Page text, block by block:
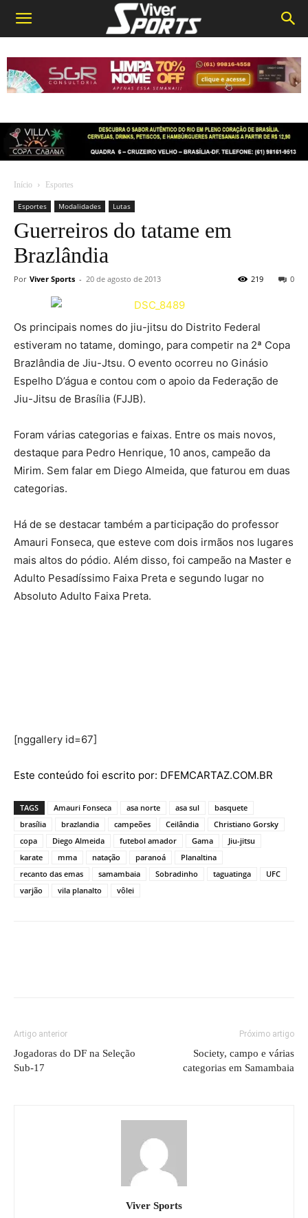
Início Esportes
Esportes Modalidades Lutas
Guerreiros do tatame em
Brazlândia
Por Viver Sports - 20 de agosto de 2013 0
219
Os principais nomes do jiu-jitsu do Distrito Federal
estiveram no tatame, domingo, para competir na 2ª Copa
Brazlândia de Jiu-Jtsu. O evento ocorreu no Ginásio
Espelho D’água e contou com o apoio da Federação de
Jiu-Jitsu de Brasília (FJJB).
Foram várias categorias e faixas. Entre os mais novos,
destaque para Pedro Henrique, 10 anos, campeão da
Mirim. Sem falar em Diego Almeida, que faturou em duas
categorias.
Há de se destacar também a participação do professor
Amauri Fonseca, que esteve com dois irmãos nos lugares
mais altos do pódio. Além disso, foi campeão na Master e
Adulto Pesadíssimo Faixa Preta e segundo lugar no
Absoluto Adulto Faixa Preta.
[nggallery id=67]
Este conteúdo foi escrito por: DFEMCARTAZ.COM.BR
TAGS Amauri Fonseca asa norte asa sul
basquete
brasília
brazlandia campeões Ceilândia
Christiano Gorsky
copa
Diego Almeida futebol amador Gama
Jiu-jitsu
karate
mma natação paranoá
Planaltina
recanto das emas
samambaia Sobradinho taguatinga
UFC
varjão
vila planalto vôlei
Artigo anterior
Jogadoras do DF na Seleção
Sub-17
Próximo artigo
Society, campo e várias
categorias em Samambaia
Viver Sports